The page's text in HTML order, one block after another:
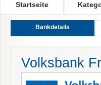
Startseite
Bankdetails
Volksbank